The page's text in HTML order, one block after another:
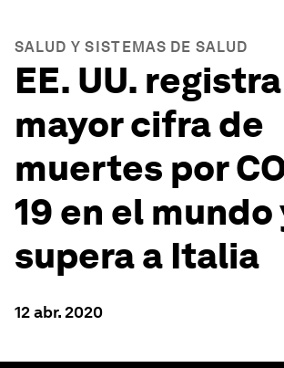
SALUD Y SISTEMAS DE SALUD
EE. UU.
mayor cifra de
muertes por
19 en el mundo
supera a Italia
12 abr. 2020